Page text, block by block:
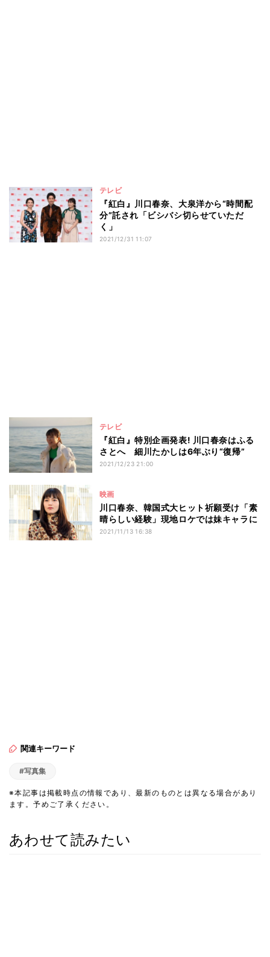
テレビ
『紅白』川口春奈、大泉洋から“時間配
分”託され「ビシバシ切らせていただ
く」
2021/12/31 11:07
テレビ
『紅白』特別企画発表! 川口春奈はふる
さとへ 細川たかしは6年ぶり“復帰”
2021/12/23 21:00
映画
川口春奈、韓国式大ヒット祈願受け「素
晴らしい経験」現地ロケでは妹キャラに
2021/11/13 16:38
関連キーワード
#写真集
※本記事は掲載時点の情報であり、最新のものとは異なる場合があり
ます。予めご了承ください。
あわせて読みたい